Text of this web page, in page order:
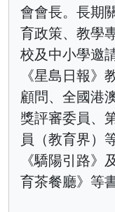
會會長。長期
育政策、教學
校及中小學邀
《星島日報》
顧問、全國港
獎評審委員、
員（教育界）
《驕陽引路》
育茶餐廳》等書